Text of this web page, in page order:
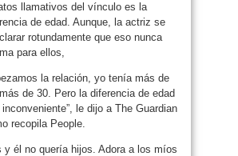
llamativos del vínculo es la
de edad. Aunque, la actriz se
rotundamente que eso nunca
para ellos,
la relación, yo tenía más de
de 30. Pero la diferencia de edad
le dijo a The Guardian
recopila People.
y él no quería hijos. Adora a los míos